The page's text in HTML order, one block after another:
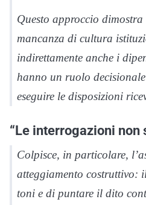
Questo approccio
mancanza di cultura
indirettamente anche i
hanno un ruolo
eseguire le disposizioni
“Le interrogazioni non
Colpisce, in particolare,
atteggiamento costruttivo:
toni e di puntare il dito